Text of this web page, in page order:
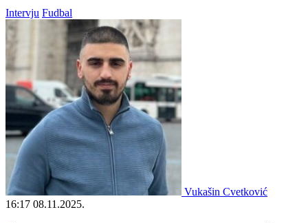
Intervju Fudbal
Vukašin Cvetković
16:17 08.11.2025.